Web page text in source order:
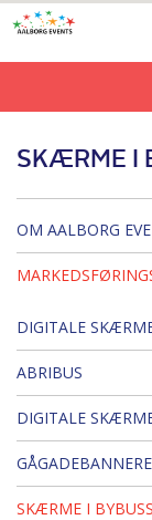
SKÆRME I
OM AALBORG
DIGITALE
ABRIBUS
DIGITALE
GÅGADEBANNERE
SKÆRME I